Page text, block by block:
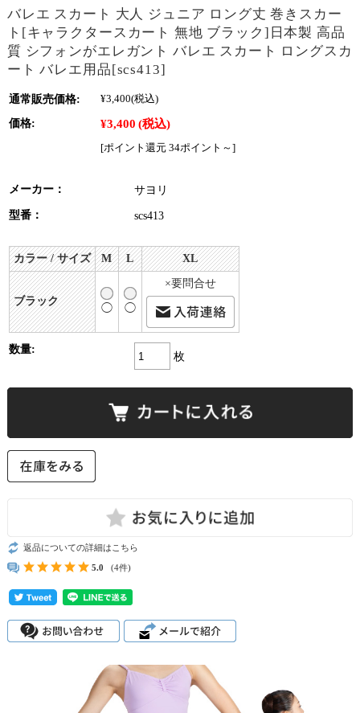
バレエ スカート 大人 ジュニア ロング丈 巻きスカー
ト[キャラクタースカート 無地 ブラック]日本製 高品
質 シフォンがエレガント バレエ スカート ロングスカ
ート バレエ用品[scs413]
通常販売価格: ¥3,400(税込)
価格: ¥3,400 (税込)
[ポイント還元 34ポイント～]
メーカー： サヨリ
型番： scs413
カラー / サイズ M L XL
ブラック
◯ ◯
×要問合せ
数量:
枚
返品についての詳細はこちら
5.0 (4件)